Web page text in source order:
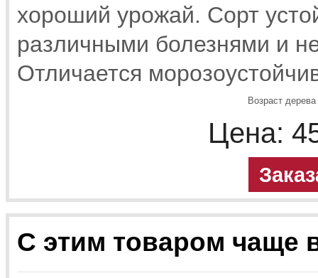
хороший урожай. Сорт
различными болезнями и
Отличается
Возраст дерева
Цена:
С этим товаром чаще